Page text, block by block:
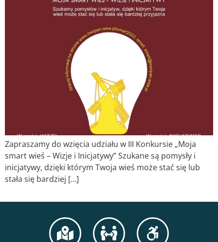
Zapraszamy do wzięcia udziału w III Konkursie „Moja
smart wieś – Wizje i Inicjatywy” Szukane są pomysły i
inicjatywy, dzięki którym Twoja wieś może stać się lub
stała się bardziej […]